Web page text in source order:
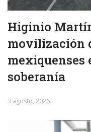
Higinio
movilización
mexiquenses
soberanía
3 agosto, 2026